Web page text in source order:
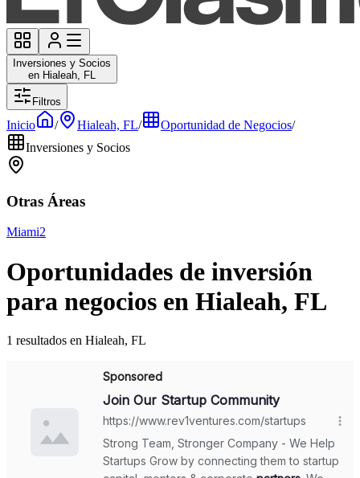
Inversiones y Socios
en Hialeah, FL
Filtros
Inicio / Hialeah, FL/ Oportunidad de Negocios/
Inversiones y Socios
Otras Áreas
Miami2
Oportunidades de inversión
para negocios en Hialeah, FL
1 resultados en Hialeah, FL